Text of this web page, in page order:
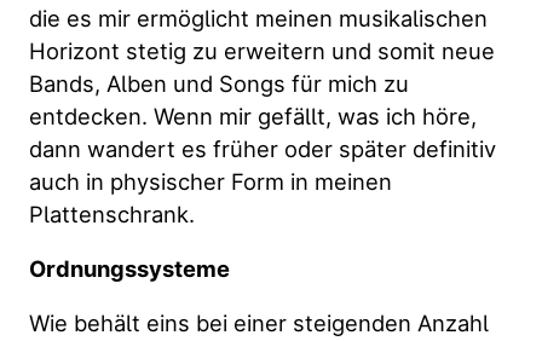
die es mir ermöglicht meinen musikalischen
Horizont stetig zu erweitern und somit neue
Bands, Alben und Songs für mich zu
entdecken. Wenn mir gefällt, was ich höre,
dann wandert es früher oder später definitiv
auch in physischer Form in meinen
Plattenschrank.
Ordnungssysteme
Wie behält eins bei einer steigenden Anzahl